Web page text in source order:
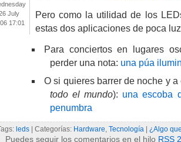
July
17:01
Pero como la utilidad de los
estas dos aplicaciones de poca
Para conciertos en lugares
perder una nota: una púa
O si quieres barrer de noche y a
todo el mundo): una escoba
penumbra
leds | Categorías: Hardware Tecnología | ¿Algo
Puedes seguir los comentarios en el hilo RSS